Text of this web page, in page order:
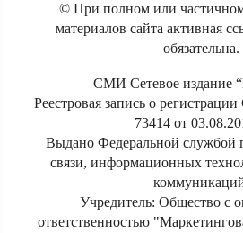
© При полном или
материалов сайта активная
обязательна.
СМИ Сетевое издание
Реестровая запись о
73414 от
Выдано Федеральной службой
связи, информационных
Учредитель: Общество с
ответственностью